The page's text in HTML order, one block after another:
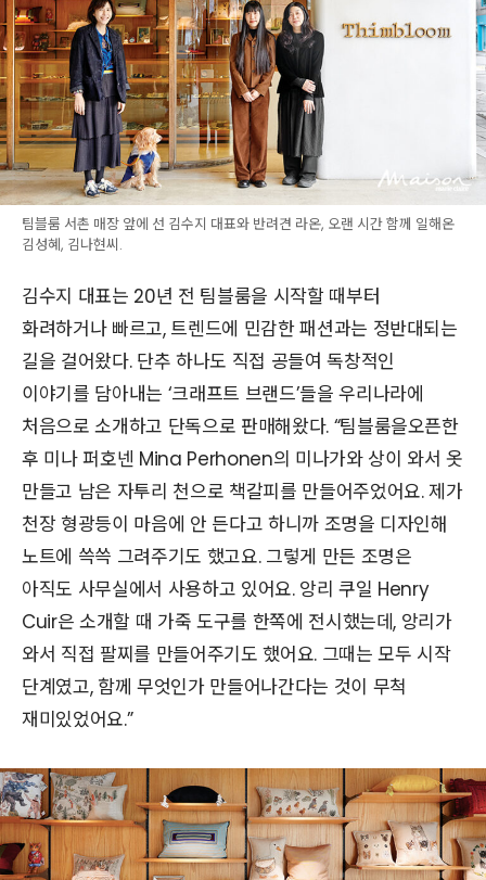
팀블룸 서촌 매장 앞에 선 김수지 대표와 반려견 라온, 오랜 시간 함께 일해온
김성혜, 김나현씨.
김수지 대표는 20년 전 팀블룸을 시작할 때부터
화려하거나 빠르고, 트렌드에 민감한 패션과는 정반대되는
길을 걸어왔다. 단추 하나도 직접 공들여 독창적인
이야기를 담아내는 ‘크래프트 브랜드’들을 우리나라에
처음으로 소개하고 단독으로 판매해왔다. “팀블룸을오픈한
후 미나 퍼호넨 Mina Perhonen의 미나가와 상이 와서 옷
만들고 남은 자투리 천으로 책갈피를 만들어주었어요. 제가
천장 형광등이 마음에 안 든다고 하니까 조명을 디자인해
노트에 쓱쓱 그려주기도 했고요. 그렇게 만든 조명은
아직도 사무실에서 사용하고 있어요. 앙리 쿠일 Henry
Cuir은 소개할 때 가죽 도구를 한쪽에 전시했는데, 앙리가
와서 직접 팔찌를 만들어주기도 했어요. 그때는 모두 시작
단계였고, 함께 무엇인가 만들어나간다는 것이 무척
재미있었어요.”